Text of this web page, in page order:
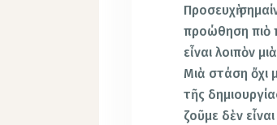
Προσευχὴ
προώθηση πιὸ
εἶναι λοιπὸν
Μιὰ στάση ὄχι
τῆς
ζοῦμε δὲν